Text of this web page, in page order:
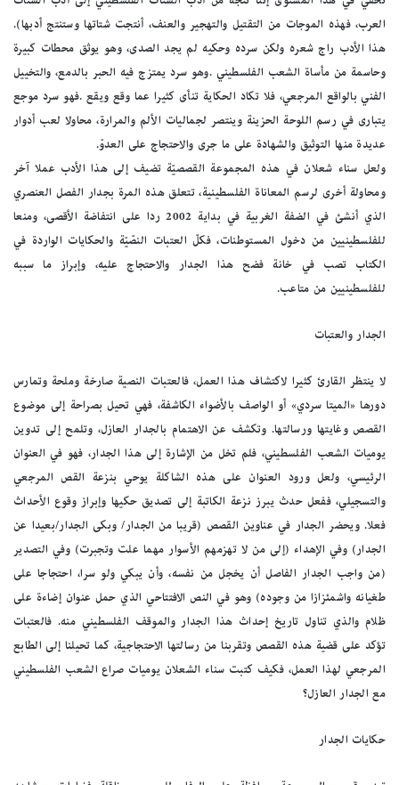
العرب، فهذه الموجات من التقتيل والتهجير والعنف، أنتجت شتاتها وستنتج أدبها).
هذا الأدب راج شعره ولكن سرده وحكيه لم يجد الصدى، وهو يوثق محطات كبيرة
وحاسمة من مأساة الشعب الفلسطيني .وهو سرد يمتزج فيه الحبر بالدمع، والتخييل
الفني بالواقع المرجعي، فلا تكاد الحكاية تنأى كثيرا عما وقع ويقع .فهو سرد موجع
يتبارى في رسم اللوحة الحزينة وينتصر لجماليات الألم والمرارة، محاولا لعب أدوار
عديدة منها التوثيق والشهادة على ما جرى والاحتجاج على العدوّ.
ولعل سناء شعلان في هذه المجموعة القصصيّة تضيف إلى هذا الأدب عملا آخر
ومحاولة أخرى لرسم المعاناة الفلسطينية، تتعلق هذه المرة بجدار الفصل العنصري
الذي أنشئ في الضفة الغربية في بداية 2002 ردا على انتفاضة الأقصى، ومنعا
للفلسطينيين من دخول المستوطنات، فكلّ العتبات النصّيّة والحكايات الواردة في
الكتاب تصب في خانة فضح هذا الجدار والاحتجاج عليه، وإبراز ما سببه
للفلسطينيين من متاعب.
الجدار والعتبات
لا ينتظر القارئ كثيرا لاكتشاف هذا العمل، فالعتبات النصية صارخة وملحة وتمارس
دورها «الميتا سردي» أو الواصف بالأضواء الكاشفة، فهي تحيل بصراحة إلى موضوع
القصص وغايتها ورسالتها. وتكشف عن الاهتمام بالجدار العازل، وتلمح إلى تدوين
يوميات الشعب الفلسطيني، فلم تخل من الإشارة إلى هذا الجدار، فهو في العنوان
الرئيسي، ولعل ورود العنوان على هذه الشاكلة يوحي بنزعة القص المرجعي
والتسجيلي، ففعل حدث يبرز نزعة الكاتبة إلى تصديق حكيها وإبراز وقوع الأحداث
فعلا. ويحضر الجدار في عناوين القصص (قريبا من الجدار/ وبكى الجدار/بعيدا عن
الجدار) وفي الإهداء (إلى من لا تهزمهم الأسوار مهما علت وتجبرت) وفي التصدير
(من واجب الجدار الفاصل أن يخجل من نفسه، وأن يبكي ولو سرا، احتجاجا على
طغيانه واشمئزازا من وجوده) وهو في النص الافتتاحي الذي حمل عنوان إضاءة على
ظلام والذي تناول تاريخ إحداث هذا الجدار والموقف الفلسطيني منه. فالعتبات
تؤكد على قضية هذه القصص وتقربنا من رسالتها الاحتجاجية، كما تحيلنا إلى الطابع
المرجعي لهذا العمل، فكيف كتبت سناء الشعلان يوميات صراع الشعب الفلسطيني
مع الجدار العازل؟
حكايات الجدار